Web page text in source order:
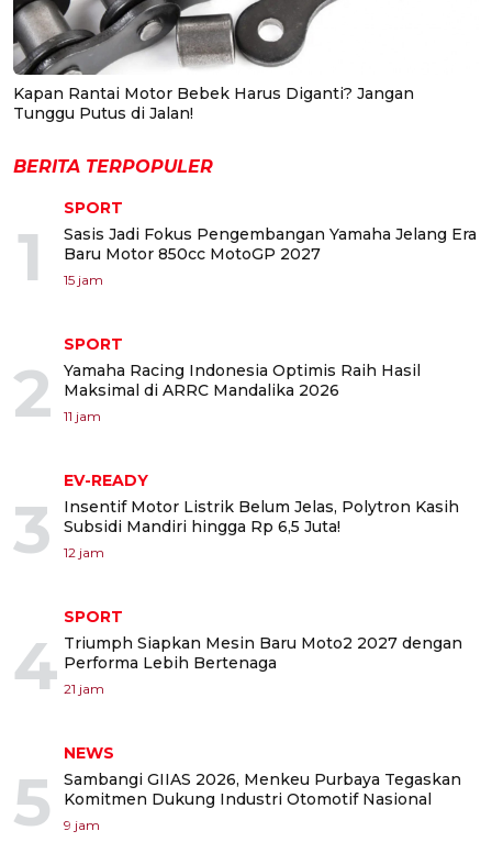
Kapan Rantai Motor Bebek Harus Diganti? Jangan
Tunggu Putus di Jalan!
BERITA TERPOPULER
1
SPORT
Sasis Jadi Fokus Pengembangan Yamaha Jelang Era
Baru Motor 850cc MotoGP 2027
15 jam
2
SPORT
Yamaha Racing Indonesia Optimis Raih Hasil
Maksimal di ARRC Mandalika 2026
11 jam
3
EV-READY
Insentif Motor Listrik Belum Jelas, Polytron Kasih
Subsidi Mandiri hingga Rp 6,5 Juta!
12 jam
4
SPORT
Triumph Siapkan Mesin Baru Moto2 2027 dengan
Performa Lebih Bertenaga
21 jam
5
NEWS
Sambangi GIIAS 2026, Menkeu Purbaya Tegaskan
Komitmen Dukung Industri Otomotif Nasional
9 jam